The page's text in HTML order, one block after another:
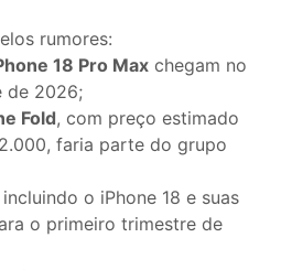
rumores:
18 Pro Max chegam no
de 2026;
Fold, com preço estimado
faria parte do grupo
o iPhone 18 e suas
o primeiro trimestre de